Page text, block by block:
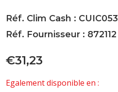
Réf. Clim Cash : CUIC053
Réf. Fournisseur : 872112
€31,23
Egalement disponible en :